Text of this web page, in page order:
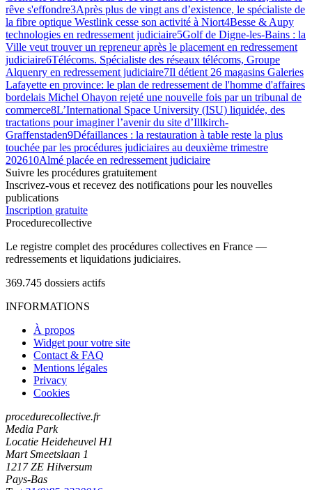
rêve s'effondre3Après plus de vingt ans d’existence, le spécialiste de
la fibre optique Westlink cesse son activité à Niort4Besse & Aupy
technologies en redressement judiciaire5Golf de Digne-les-Bains : la
Ville veut trouver un repreneur après le placement en redressement
judiciaire6Télécoms. Spécialiste des réseaux télécoms, Groupe
Alquenry en redressement judiciaire7Il détient 26 magasins Galeries
Lafayette en province: le plan de redressement de l'homme d'affaires
bordelais Michel Ohayon rejeté une nouvelle fois par un tribunal de
commerce8L’International Space University (ISU) liquidée, des
tractations pour imaginer l’avenir du site d’Illkirch-
Graffenstaden9Défaillances : la restauration à table reste la plus
touchée par les procédures judiciaires au deuxième trimestre
202610Almé placée en redressement judiciaire
Suivre les procédures gratuitement
Inscrivez-vous et recevez des notifications pour les nouvelles
publications
Inscription gratuite
Procedurecollective
Le registre complet des procédures collectives en France —
redressements et liquidations judiciaires.
369.745 dossiers actifs
INFORMATIONS
À propos
Widget pour votre site
Contact & FAQ
Mentions légales
Privacy
Cookies
procedurecollective.fr
Media Park
Locatie Heideheuvel H1
Mart Smeetslaan 1
1217 ZE Hilversum
Pays-Bas